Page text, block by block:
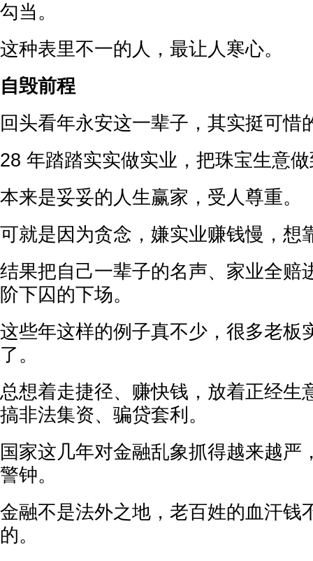
勾当。
这种表里不一的人，最让人寒心。
自毁前程
回头看年永安这一辈子，其实挺可惜
28 年踏踏实实做实业，把珠宝生意
本来是妥妥的人生赢家，受人尊重。
可就是因为贪念，嫌实业赚钱慢，想
结果把自己一辈子的名声、家业全赔
阶下囚的下场。
这些年这样的例子真不少，很多老板
了。
总想着走捷径、赚快钱，放着正经生
搞非法集资、骗贷套利。
国家这几年对金融乱象抓得越来越严
警钟。
金融不是法外之地，老百姓的血汗钱
的。